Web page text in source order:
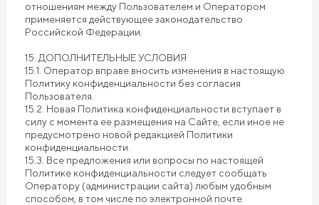
отношениям между Пользователем и Оператором
применяется действующее законодательство
Российской Федерации.
15. ДОПОЛНИТЕЛЬНЫЕ УСЛОВИЯ
15.1. Оператор вправе вносить изменения в настоящую
Политику конфиденциальности без согласия
Пользователя.
15.2. Новая Политика конфиденциальности вступает в
силу с момента ее размещения на Сайте, если иное не
предусмотрено новой редакцией Политики
конфиденциальности.
15.3. Все предложения или вопросы по настоящей
Политике конфиденциальности следует сообщать
Оператору (администрации сайта) любым удобным
способом, в том числе по электронной почте